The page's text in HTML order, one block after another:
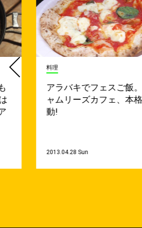
料理
アラバキでフェスご飯
ャムリーズカフェ、本
動!
2013.04.28 Sun